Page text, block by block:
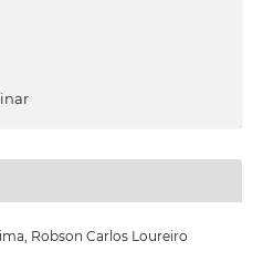
Robson Carlos Loureiro